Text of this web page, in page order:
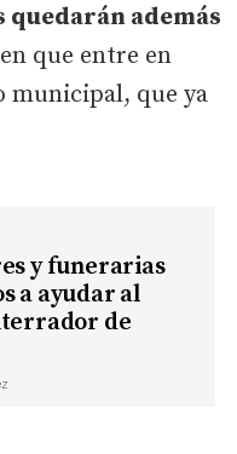
quedarán además
que entre en
municipal, que ya
y funerarias
a ayudar al
de